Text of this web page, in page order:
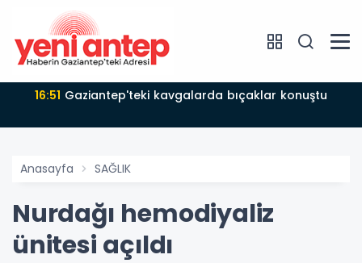
16:51 Gaziantep'teki kavgalarda bıçaklar konuştu
Anasayfa SAĞLIK
Nurdağı hemodiyaliz
ünitesi açıldı